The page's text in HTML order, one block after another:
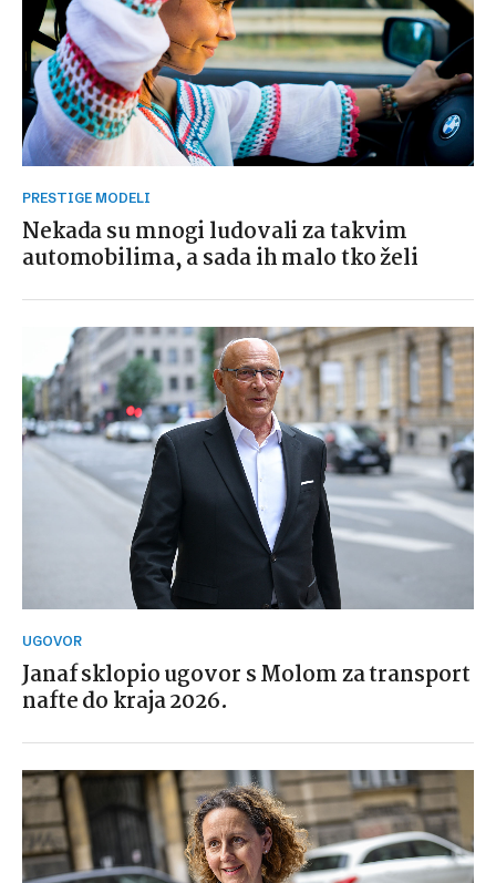
PRESTIGE MODELI
Nekada su mnogi ludovali za takvim
automobilima, a sada ih malo tko želi
UGOVOR
Janaf sklopio ugovor s Molom za transport
nafte do kraja 2026.